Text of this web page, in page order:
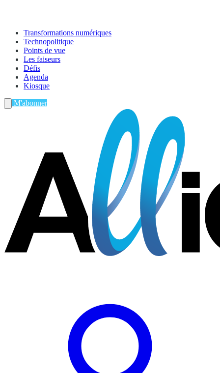
Transformations numériques
Technopolitique
Points de vue
Les faiseurs
Défis
Agenda
Kiosque
M'abonner